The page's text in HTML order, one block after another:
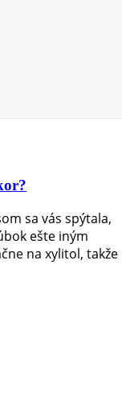
sa vás spýtala,
ešte iným
na xylitol, takže